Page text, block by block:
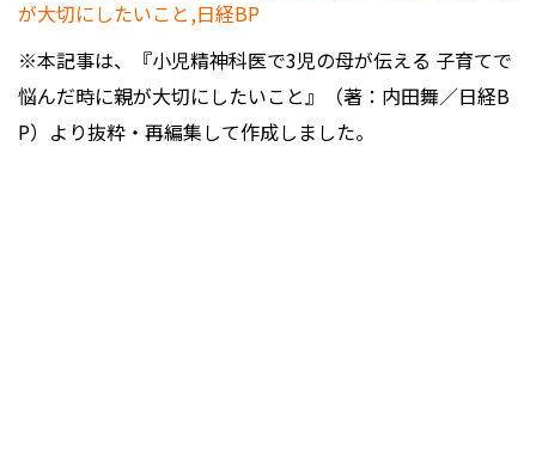
※本記事は、『小児精神科医で3児の母が伝える 子育てで
悩んだ時に親が大切にしたいこと』（著：内田舞／日経B
P）より抜粋・再編集して作成しました。